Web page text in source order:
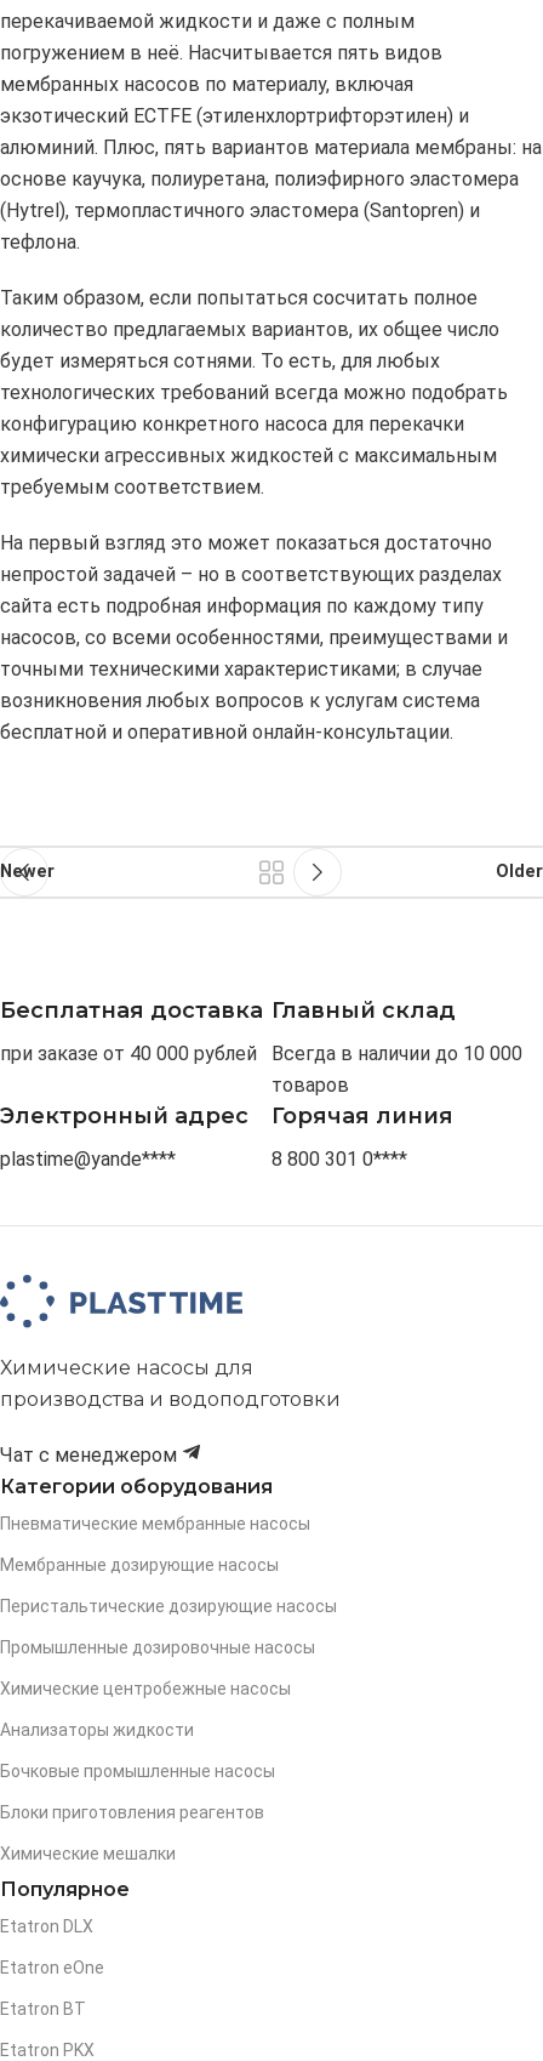
перекачиваемой жидкости и даже с полным
погружением в неё. Насчитывается пять видов
мембранных насосов по материалу, включая
экзотический ECTFE (этиленхлортрифторэтилен) и
алюминий. Плюс, пять вариантов материала мембраны: на
основе каучука, полиуретана, полиэфирного эластомера
(Hytrel), термопластичного эластомера (Santopren) и
тефлона.
Таким образом, если попытаться сосчитать полное
количество предлагаемых вариантов, их общее число
будет измеряться сотнями. То есть, для любых
технологических требований всегда можно подобрать
конфигурацию конкретного насоса для перекачки
химически агрессивных жидкостей с максимальным
требуемым соответствием.
На первый взгляд это может показаться достаточно
непростой задачей – но в соответствующих разделах
сайта есть подробная информация по каждому типу
насосов, со всеми особенностями, преимуществами и
точными техническими характеристиками; в случае
возникновения любых вопросов к услугам система
бесплатной и оперативной онлайн-консультации.
Newer Older
Бесплатная доставка
при заказе от 40 000 рублей
Главный склад
Всегда в наличии до 10 000
товаров
Электронный адрес
plastime@yande****
Горячая линия
8 800 301 0****
Химические насосы для
производства и водоподготовки
Чат с менеджером
Категории оборудования
Пневматические мембранные насосы
Мембранные дозирующие насосы
Перистальтические дозирующие насосы
Промышленные дозировочные насосы
Химические центробежные насосы
Анализаторы жидкости
Бочковые промышленные насосы
Блоки приготовления реагентов
Химические мешалки
Популярное
Etatron DLX
Etatron eOne
Etatron BT
Etatron PKX